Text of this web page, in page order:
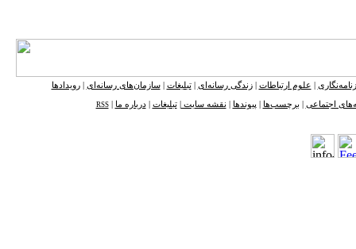
علوم ارتباطات |زندگی رسانه‌ای |تبلیغات سازمان‌های رسانه‌ای |رویدادها
اجتماعی برچسب‌ها پیوندها نقشه ‌سایت تبلیغات |درباره ما |
RSS